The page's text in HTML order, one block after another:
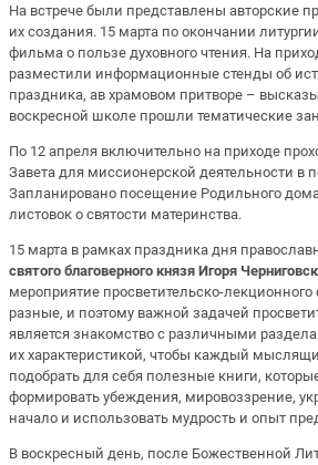
На встрече были представлены авторские
их создания. 15 марта по окончании
фильма о пользе духовного чтения. На
разместили информационные стенды об
праздника, ав храмовом притворе –
воскресной школе прошли тематические
По 12 апреля включительно на приходе
Завета для миссионерской деятельности в
Запланировано посещение Родильного
листовок о святости материнства.
15 марта в рамках праздника дня
святого благоверного князя Игоря
мероприятие просветительско-
разные, и поэтому важной задачей
является знакомство с различными
их характеристикой, чтобы каждый
подобрать для себя полезные книги,
формировать убеждения, мировоззрение,
начало и использовать мудрость и опыт
В воскресный день, после Божественной